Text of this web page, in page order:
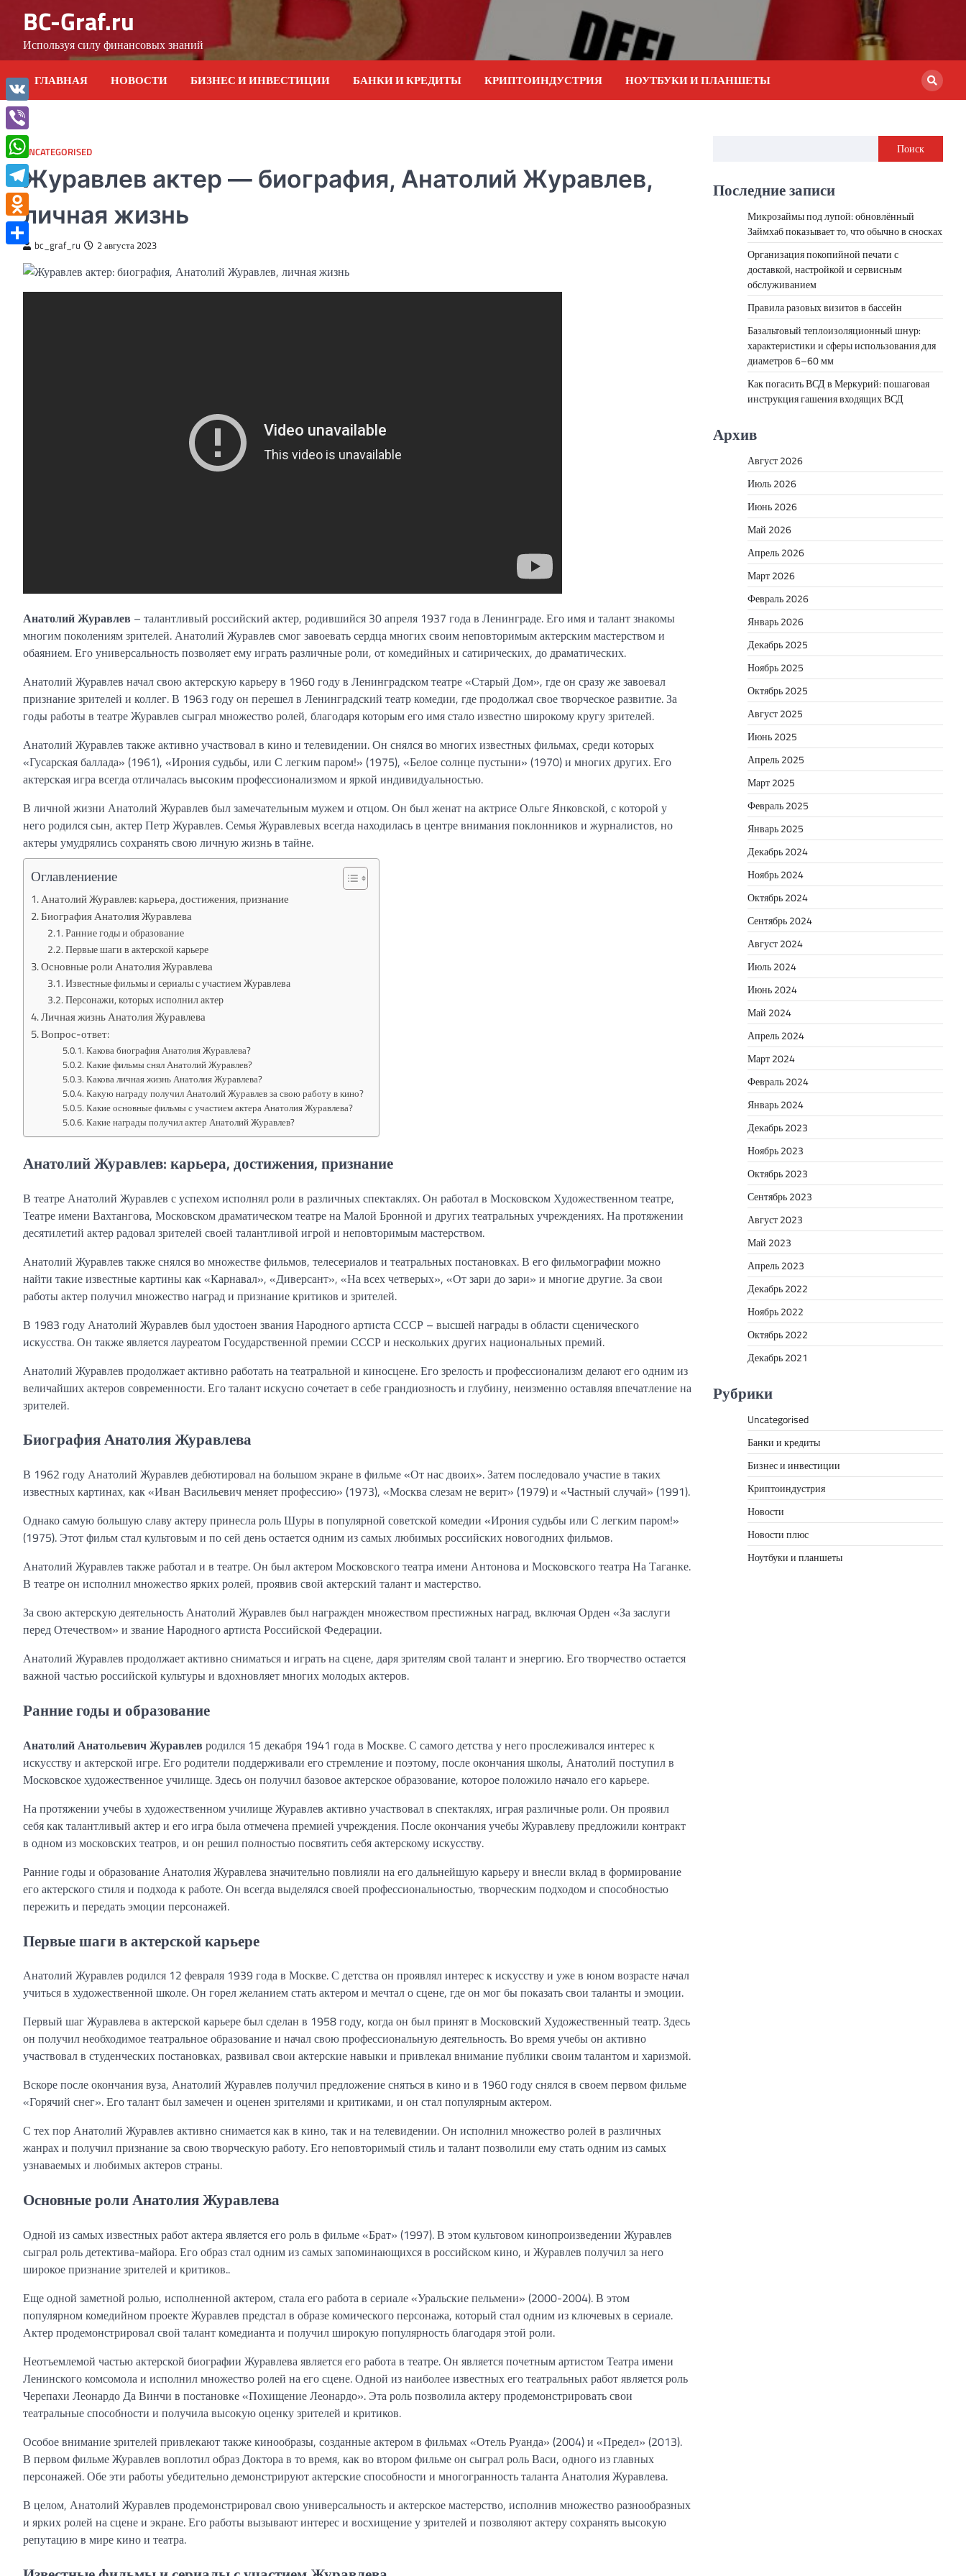
content
BC-Graf.ru
Используя силу финансовых знаний
ГЛАВНАЯ НОВОСТИ БИЗНЕС И ИНВЕСТИЦИИ БАНКИ И КРЕДИТЫ КРИПТОИНДУСТРИЯ НОУТБУКИ И ПЛАНШЕТЫ
UNCATEGORISED
Журавлев актер — биография, Анатолий Журавлев,
личная жизнь
bc_graf_ru 2 августа 2023
Анатолий Журавлев – талантливый российский актер, родившийся 30 апреля 1937 года в Ленинграде. Его имя и талант знакомы
многим поколениям зрителей. Анатолий Журавлев смог завоевать сердца многих своим неповторимым актерским мастерством и
обаянием. Его универсальность позволяет ему играть различные роли, от комедийных и сатирических, до драматических.
Анатолий Журавлев начал свою актерскую карьеру в 1960 году в Ленинградском театре «Старый Дом», где он сразу же завоевал
признание зрителей и коллег. В 1963 году он перешел в Ленинградский театр комедии, где продолжал свое творческое развитие. За
годы работы в театре Журавлев сыграл множество ролей, благодаря которым его имя стало известно широкому кругу зрителей.
Анатолий Журавлев также активно участвовал в кино и телевидении. Он снялся во многих известных фильмах, среди которых
«Гусарская баллада» (1961), «Ирония судьбы, или С легким паром!» (1975), «Белое солнце пустыни» (1970) и многих других. Его
актерская игра всегда отличалась высоким профессионализмом и яркой индивидуальностью.
В личной жизни Анатолий Журавлев был замечательным мужем и отцом. Он был женат на актрисе Ольге Янковской, с которой у
него родился сын, актер Петр Журавлев. Семья Журавлевых всегда находилась в центре внимания поклонников и журналистов, но
актеры умудрялись сохранять свою личную жизнь в тайне.
Оглавлениение
Анатолий Журавлев: карьера, достижения, признание
Биография Анатолия Журавлева
Ранние годы и образование
Первые шаги в актерской карьере
Основные роли Анатолия Журавлева
Известные фильмы и сериалы с участием Журавлева
Персонажи, которых исполнил актер
Личная жизнь Анатолия Журавлева
Вопрос-ответ:
Какова биография Анатолия Журавлева?
Какие фильмы снял Анатолий Журавлев?
Какова личная жизнь Анатолия Журавлева?
Какую награду получил Анатолий Журавлев за свою работу в кино?
Какие основные фильмы с участием актера Анатолия Журавлева?
Какие награды получил актер Анатолий Журавлев?
Анатолий Журавлев: карьера, достижения, признание
В театре Анатолий Журавлев с успехом исполнял роли в различных спектаклях. Он работал в Московском Художественном театре,
Театре имени Вахтангова, Московском драматическом театре на Малой Бронной и других театральных учреждениях. На протяжении
десятилетий актер радовал зрителей своей талантливой игрой и неповторимым мастерством.
Анатолий Журавлев также снялся во множестве фильмов, телесериалов и театральных постановках. В его фильмографии можно
найти такие известные картины как «Карнавал», «Диверсант», «На всех четверых», «От зари до зари» и многие другие. За свои
работы актер получил множество наград и признание критиков и зрителей.
В 1983 году Анатолий Журавлев был удостоен звания Народного артиста СССР – высшей награды в области сценического
искусства. Он также является лауреатом Государственной премии СССР и нескольких других национальных премий.
Анатолий Журавлев продолжает активно работать на театральной и киносцене. Его зрелость и профессионализм делают его одним из
величайших актеров современности. Его талант искусно сочетает в себе грандиозность и глубину, неизменно оставляя впечатление на
зрителей.
Биография Анатолия Журавлева
В 1962 году Анатолий Журавлев дебютировал на большом экране в фильме «От нас двоих». Затем последовало участие в таких
известных картинах, как «Иван Васильевич меняет профессию» (1973), «Москва слезам не верит» (1979) и «Частный случай» (1991).
Однако самую большую славу актеру принесла роль Шуры в популярной советской комедии «Ирония судьбы или С легким паром!»
(1975). Этот фильм стал культовым и по сей день остается одним из самых любимых российских новогодних фильмов.
Анатолий Журавлев также работал и в театре. Он был актером Московского театра имени Антонова и Московского театра На Таганке.
В театре он исполнил множество ярких ролей, проявив свой актерский талант и мастерство.
За свою актерскую деятельность Анатолий Журавлев был награжден множеством престижных наград, включая Орден «За заслуги
перед Отечеством» и звание Народного артиста Российской Федерации.
Анатолий Журавлев продолжает активно сниматься и играть на сцене, даря зрителям свой талант и энергию. Его творчество остается
важной частью российской культуры и вдохновляет многих молодых актеров.
Ранние годы и образование
Анатолий Анатольевич Журавлев родился 15 декабря 1941 года в Москве. С самого детства у него прослеживался интерес к
искусству и актерской игре. Его родители поддерживали его стремление и поэтому, после окончания школы, Анатолий поступил в
Московское художественное училище. Здесь он получил базовое актерское образование, которое положило начало его карьере.
На протяжении учебы в художественном училище Журавлев активно участвовал в спектаклях, играя различные роли. Он проявил
себя как талантливый актер и его игра была отмечена премией учреждения. После окончания учебы Журавлеву предложили контракт
в одном из московских театров, и он решил полностью посвятить себя актерскому искусству.
Ранние годы и образование Анатолия Журавлева значительно повлияли на его дальнейшую карьеру и внесли вклад в формирование
его актерского стиля и подхода к работе. Он всегда выделялся своей профессиональностью, творческим подходом и способностью
пережить и передать эмоции персонажей.
Первые шаги в актерской карьере
Анатолий Журавлев родился 12 февраля 1939 года в Москве. С детства он проявлял интерес к искусству и уже в юном возрасте начал
учиться в художественной школе. Он горел желанием стать актером и мечтал о сцене, где он мог бы показать свои таланты и эмоции.
Первый шаг Журавлева в актерской карьере был сделан в 1958 году, когда он был принят в Московский Художественный театр. Здесь
он получил необходимое театральное образование и начал свою профессиональную деятельность. Во время учебы он активно
участвовал в студенческих постановках, развивал свои актерские навыки и привлекал внимание публики своим талантом и харизмой.
Вскоре после окончания вуза, Анатолий Журавлев получил предложение сняться в кино и в 1960 году снялся в своем первом фильме
«Горячий снег». Его талант был замечен и оценен зрителями и критиками, и он стал популярным актером.
С тех пор Анатолий Журавлев активно снимается как в кино, так и на телевидении. Он исполнил множество ролей в различных
жанрах и получил признание за свою творческую работу. Его неповторимый стиль и талант позволили ему стать одним из самых
узнаваемых и любимых актеров страны.
Основные роли Анатолия Журавлева
Одной из самых известных работ актера является его роль в фильме «Брат» (1997). В этом культовом кинопроизведении Журавлев
сыграл роль детектива-майора. Его образ стал одним из самых запоминающихся в российском кино, и Журавлев получил за него
широкое признание зрителей и критиков..
Еще одной заметной ролью, исполненной актером, стала его работа в сериале «Уральские пельмени» (2000-2004). В этом
популярном комедийном проекте Журавлев предстал в образе комического персонажа, который стал одним из ключевых в сериале.
Актер продемонстрировал свой талант комедианта и получил широкую популярность благодаря этой роли.
Неотъемлемой частью актерской биографии Журавлева является его работа в театре. Он является почетным артистом Театра имени
Ленинского комсомола и исполнил множество ролей на его сцене. Одной из наиболее известных его театральных работ является роль
Черепахи Леонардо Да Винчи в постановке «Похищение Леонардо». Эта роль позволила актеру продемонстрировать свои
театральные способности и получила высокую оценку зрителей и критиков.
Особое внимание зрителей привлекают также кинообразы, созданные актером в фильмах «Отель Руанда» (2004) и «Предел» (2013).
В первом фильме Журавлев воплотил образ Доктора в то время, как во втором фильме он сыграл роль Васи, одного из главных
персонажей. Обе эти работы убедительно демонстрируют актерские способности и многогранность таланта Анатолия Журавлева.
В целом, Анатолий Журавлев продемонстрировал свою универсальность и актерское мастерство, исполнив множество разнообразных
и ярких ролей на сцене и экране. Его работы вызывают интерес и восхищение у зрителей и позволяют актеру сохранять высокую
репутацию в мире кино и театра.
Поиск
Последние записи
Микрозаймы под лупой: обновлённый
Займхаб показывает то, что обычно в сносках
Организация покопийной печати с
доставкой, настройкой и сервисным
обслуживанием
Правила разовых визитов в бассейн
Базальтовый теплоизоляционный шнур:
характеристики и сферы использования для
диаметров 6–60 мм
Как погасить ВСД в Меркурий: пошаговая
инструкция гашения входящих ВСД
Архив
Август 2026
Июль 2026
Июнь 2026
Май 2026
Апрель 2026
Март 2026
Февраль 2026
Январь 2026
Декабрь 2025
Ноябрь 2025
Октябрь 2025
Август 2025
Июнь 2025
Апрель 2025
Март 2025
Февраль 2025
Январь 2025
Декабрь 2024
Ноябрь 2024
Октябрь 2024
Сентябрь 2024
Август 2024
Июль 2024
Июнь 2024
Май 2024
Апрель 2024
Март 2024
Февраль 2024
Январь 2024
Декабрь 2023
Ноябрь 2023
Октябрь 2023
Сентябрь 2023
Август 2023
Май 2023
Апрель 2023
Декабрь 2022
Ноябрь 2022
Октябрь 2022
Декабрь 2021
Рубрики
Uncategorised
Банки и кредиты
Бизнес и инвестиции
Криптоиндустрия
Новости
Новости плюс
Ноутбуки и планшеты
VK
Viber
WhatsApp
Telegram
Odnoklassniki
Отправить